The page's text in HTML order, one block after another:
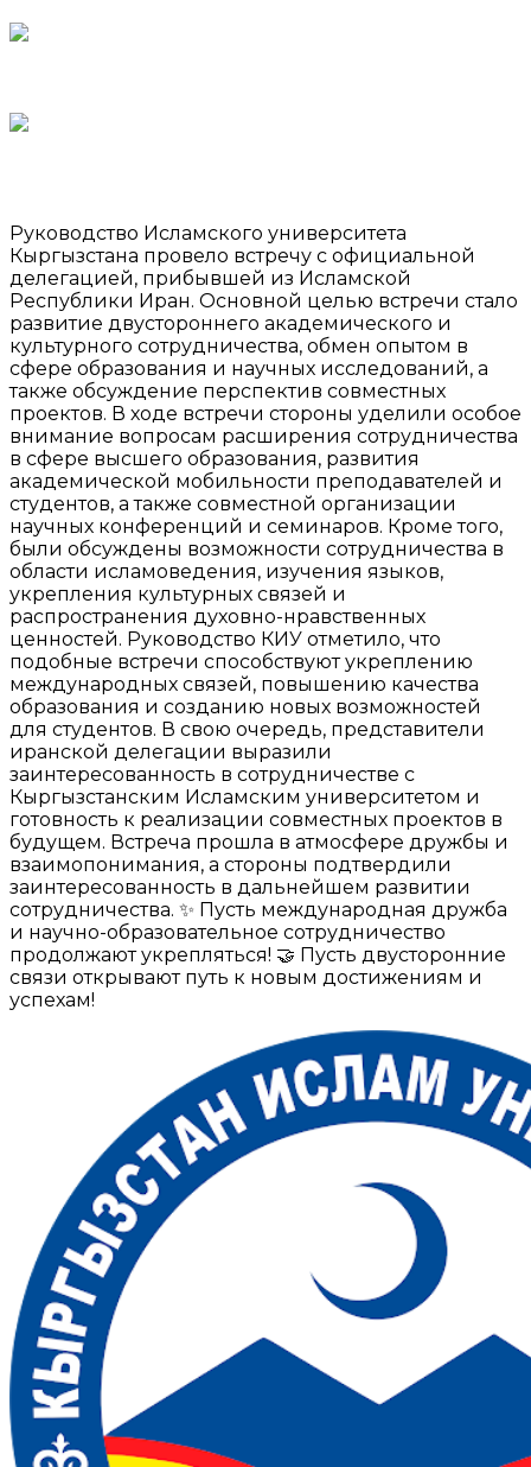
Руководство Исламского университета
Кыргызстана провело встречу с официальной
делегацией, прибывшей из Исламской
Республики Иран. Основной целью встречи стало
развитие двустороннего академического и
культурного сотрудничества, обмен опытом в
сфере образования и научных исследований, а
также обсуждение перспектив совместных
проектов. В ходе встречи стороны уделили особое
внимание вопросам расширения сотрудничества
в сфере высшего образования, развития
академической мобильности преподавателей и
студентов, а также совместной организации
научных конференций и семинаров. Кроме того,
были обсуждены возможности сотрудничества в
области исламоведения, изучения языков,
укрепления культурных связей и
распространения духовно-нравственных
ценностей. Руководство КИУ отметило, что
подобные встречи способствуют укреплению
международных связей, повышению качества
образования и созданию новых возможностей
для студентов. В свою очередь, представители
иранской делегации выразили
заинтересованность в сотрудничестве с
Кыргызстанским Исламским университетом и
готовность к реализации совместных проектов в
будущем. Встреча прошла в атмосфере дружбы и
взаимопонимания, а стороны подтвердили
заинтересованность в дальнейшем развитии
сотрудничества. ✨ Пусть международная дружба
и научно-образовательное сотрудничество
продолжают укрепляться! 🤝 Пусть двусторонние
связи открывают путь к новым достижениям и
успехам!